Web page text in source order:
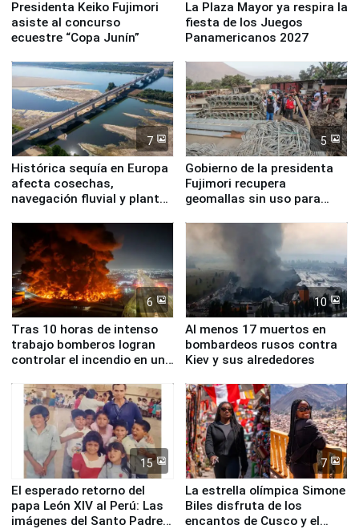
Presidenta Keiko Fujimori
asiste al concurso
ecuestre “Copa Junín”
La Plaza Mayor ya respira la
fiesta de los Juegos
Panamericanos 2027
7
Histórica sequía en Europa
afecta cosechas,
navegación fluvial y plantas
5
Gobierno de la presidenta
Fujimori recupera
geomallas sin uso para
Fenómeno El Niño
6
Tras 10 horas de intenso
trabajo bomberos logran
controlar el incendio en una
de Chile
10
Al menos 17 muertos en
bombardeos rusos contra
Kiev y sus alrededores
15
El esperado retorno del
papa León XIV al Perú: Las
imágenes del Santo Padre
7
La estrella olímpica Simone
Biles disfruta de los
encantos de Cusco y el